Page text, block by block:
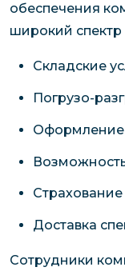
обеспечения
широкий спектр
Складские
Погрузо-
Оформление
Страхование
Доставка
Сотрудники